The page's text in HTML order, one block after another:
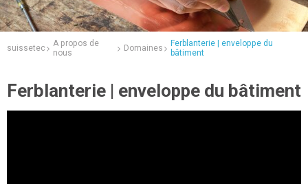
suissetec
A propos de
nous
Domaines
Ferblanterie | enveloppe du
bâtiment
Ferblanterie | enveloppe du bâtiment